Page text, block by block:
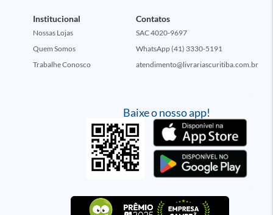
Baixe o nosso app!
Institucional
Nossas Lojas
Quem Somos
Trabalhe Conosco
Contatos
SAC 4020-9697
WhatsApp (41) 3330-5191
atendimento@livrariascuritiba.com.br